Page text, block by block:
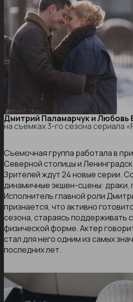
Дмитрий Паламарчук и Любовь
на съемках 3-го сезона сериала
Съемочная группа работала в
Северной столицы и
Зрителей ждут 24 новые серии.
динамичные экшен-сцены: драки,
Исполнитель главной роли
признается, что активно
сезона, стараясь поддерживать
физической форме. Актер
стал для него одним из самых
последних лет.